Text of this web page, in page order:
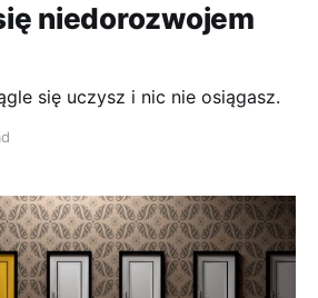
niedorozwojem
się uczysz i nic nie osiągasz.